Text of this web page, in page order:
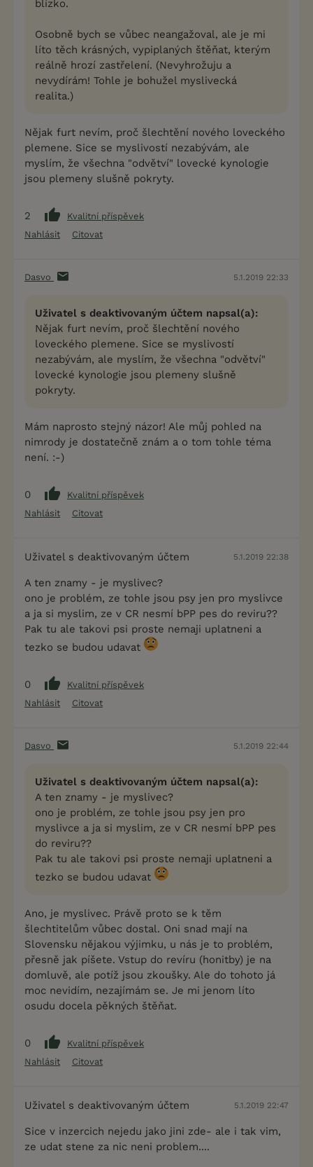
blízko.
Osobně bych se vůbec neangažoval, ale je mi
líto těch krásných, vypiplaných štěňat, kterým
reálně hrozí zastřelení. (Nevyhrožuju a
nevydírám! Tohle je bohužel myslivecká
realita.)
Nějak furt nevím, proč šlechtění nového loveckého
plemene. Sice se myslivostí nezabývám, ale
myslím, že všechna "odvětví" lovecké kynologie
jsou plemeny slušně pokryty.
2
Kvalitní příspěvek
Nahlásit
Citovat
Dasvo 5.1.2019 22:33
Uživatel s deaktivovaným účtem napsal(a):
Nějak furt nevím, proč šlechtění nového
loveckého plemene. Sice se myslivostí
nezabývám, ale myslím, že všechna "odvětví"
lovecké kynologie jsou plemeny slušně
pokryty.
Mám naprosto stejný názor! Ale můj pohled na
nimrody je dostatečně znám a o tom tohle téma
není. :-)
0
Kvalitní příspěvek
Nahlásit
Citovat
Uživatel s deaktivovaným účtem 5.1.2019 22:38
A ten znamy - je myslivec?
ono je problém, ze tohle jsou psy jen pro myslivce
a ja si myslim, ze v CR nesmí bPP pes do reviru??
Pak tu ale takovi psi proste nemaji uplatneni a
tezko se budou udavat
0
Kvalitní příspěvek
Nahlásit
Citovat
Dasvo 5.1.2019 22:44
Uživatel s deaktivovaným účtem napsal(a):
A ten znamy - je myslivec?
ono je problém, ze tohle jsou psy jen pro
myslivce a ja si myslim, ze v CR nesmí bPP pes
do reviru??
Pak tu ale takovi psi proste nemaji uplatneni a
tezko se budou udavat
Ano, je myslivec. Právě proto se k těm
šlechtitelům vůbec dostal. Oni snad mají na
Slovensku nějakou výjimku, u nás je to problém,
přesně jak píšete. Vstup do revíru (honitby) je na
domluvě, ale potíž jsou zkoušky. Ale do tohoto já
moc nevidím, nezajímám se. Je mi jenom líto
osudu docela pěkných štěňat.
0
Kvalitní příspěvek
Nahlásit
Citovat
Uživatel s deaktivovaným účtem 5.1.2019 22:47
Sice v inzercich nejedu jako jini zde- ale i tak vim,
ze udat stene za nic neni problem....